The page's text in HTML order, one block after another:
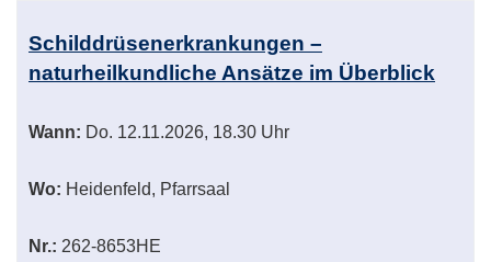
Schilddrüsenerkrankungen –
naturheilkundliche Ansätze im Überblick
Wann: Do. 12.11.2026, 18.30 Uhr
Wo: Heidenfeld, Pfarrsaal
Nr.: 262-8653HE